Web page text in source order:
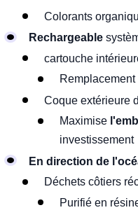
Colorants
Rechargeable
cartouche
Coque extérieure
Maximise
investissement
En direction de
Déchets côtiers
Purifié en